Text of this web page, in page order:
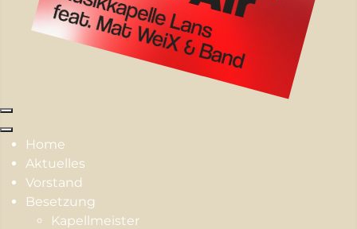
Home
Aktuelles
Vorstand
Besetzung
Kapellmeister